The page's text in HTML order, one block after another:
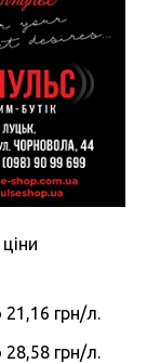
грн/л.
грн/л.